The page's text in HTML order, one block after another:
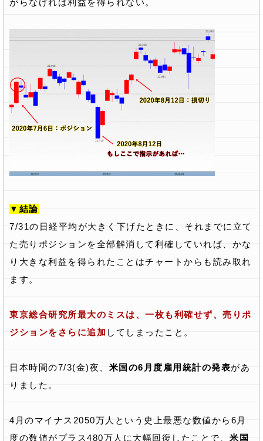
がらなければ利益を得られない。
▼結論
7/31の日経平均が大きく下げたときに、それまでに立て
た売りポジションを全部解消して利確していれば、かな
り大きな利益を得られたことはチャートからも読み取れ
ます。
東京総合研究所最大のミスは、一枚も利確せず、売りポ
ジションをさらに追加 してしまったこと。
日本時間の7/3(金)夜、 米国の6月度雇用統計の発表があ
りました。
4月のマイナス2050万人という史上最悪な数値から6月
度の数値がプラス480万人に大幅回復したことで、 米国